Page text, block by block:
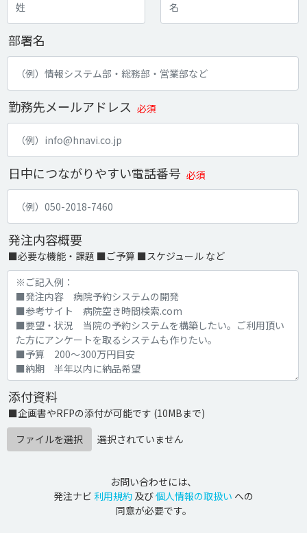
部署名
勤務先メールアドレス 必須
日中につながりやすい電話番号 必須
発注内容概要
■必要な機能・課題 ■ご予算 ■スケジュール など
添付資料
■企画書やRFPの添付が可能です (10MBまで)
ファイルを選択
選択されていません
お問い合わせには、
発注ナビ 利用規約 及び個人情報の取扱い への
同意が必要です。